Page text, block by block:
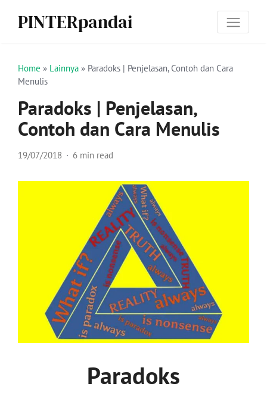
PINTERpandai
Home » Lainnya » Paradoks | Penjelasan, Contoh dan Cara
Menulis
Paradoks | Penjelasan,
Contoh dan Cara Menulis
19/07/2018 6 min read
Paradoks